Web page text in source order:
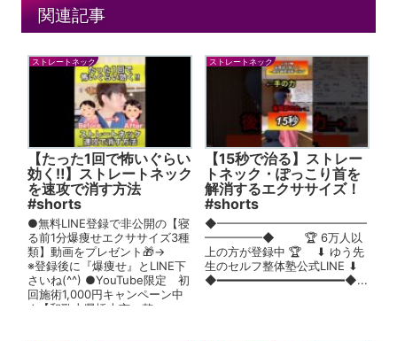
関連記事
ストレートネック
【たった1回で怖いぐらい
効く‼︎】ストレートネック
を速攻で消す方法
#shorts
●無料LINE登録で非公開の【寝
る前1分爆痩せエクササイズ3種
類】動画をプレゼント🎁→
※登録後に『爆痩せ』とLINE下
さいね(^^) ●YouTube限定 初
回施術1,000円キャンペーン中
↓【和歌山県橋本市 整...
ストレートネック
【15秒で治る】ストレー
トネック・ぽっこり首を
解消するエクササイズ！
#shorts
◆━━━━━━━━━━━━━
━━━━━◆ 🏆 6万人以
上の方が登録中 🏆 ⬇︎ ゆう先
生のセルフ整体塾公式LINE ⬇︎
◆━━━━━━━━━━━━━━━━━━◆...